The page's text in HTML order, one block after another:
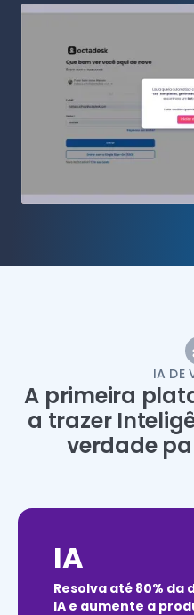
IA DE
A primeira
a trazer
verdade
IA
Resolva até 80% da
IA e aumente a